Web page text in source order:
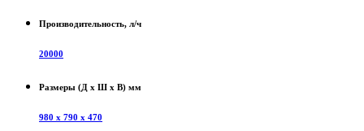
Производительность, л/ч
20000
Размеры (Д х Ш х В) мм
980 х 790 х 470